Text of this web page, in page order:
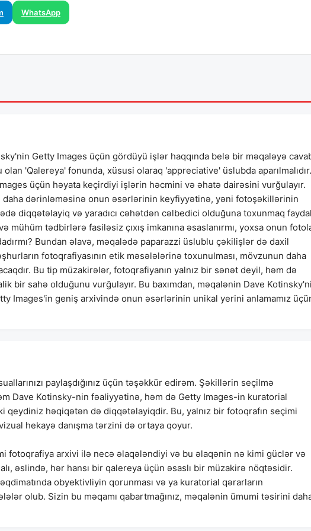
WhatsApp
Getty Images üçün gördüyü işlər haqqında belə bir məqaləyə
'Qalereya' fonunda, xüsusi olaraq 'appreciative' üslubda aparılmalıdır.
üçün həyata keçirdiyi işlərin həcmini və əhatə dairəsini vurğulayır.
dərinləməsinə onun əsərlərinin keyfiyyətinə, yəni fotoşəkillərinin
diqqətəlayiq və yaradıcı cəhətdən cəlbedici olduğuna toxunmaq
mühüm tədbirlərə fasiləsiz çıxış imkanına əsaslanırmı, yoxsa onun
Bundan əlavə, məqalədə paparazzi üslublu çəkilişlər də daxil
fotoqrafiyasının etik məsələlərinə toxunulması, mövzunun daha
Bu tip müzakirələr, fotoqrafiyanın yalnız bir sənət deyil, həm də
bir sahə olduğunu vurğulayır. Bu baxımdan, məqalənin Dave
Images'in geniş arxivində onun əsərlərinin unikal yerini anlamamız
paylaşdığınız üçün təşəkkür edirəm. Şəkillərin seçilmə
Dave Kotinsky-nin fəaliyyətinə, həm də Getty Images-in kuratorial
qeydiniz həqiqətən də diqqətəlayiqdir. Bu, yalnız bir fotoqrafın seçimi
hekayə danışma tərzini də ortaya qoyur.
fotoqrafiya arxivi ilə necə əlaqələndiyi və bu əlaqənin nə kimi güclər və
əslində, hər hansı bir qalereya üçün əsaslı bir müzakirə nöqtəsidir.
obyektivliyin qorunması və ya kuratorial qərarların
olub. Sizin bu məqamı qabartmağınız, məqalənin ümumi təsirini